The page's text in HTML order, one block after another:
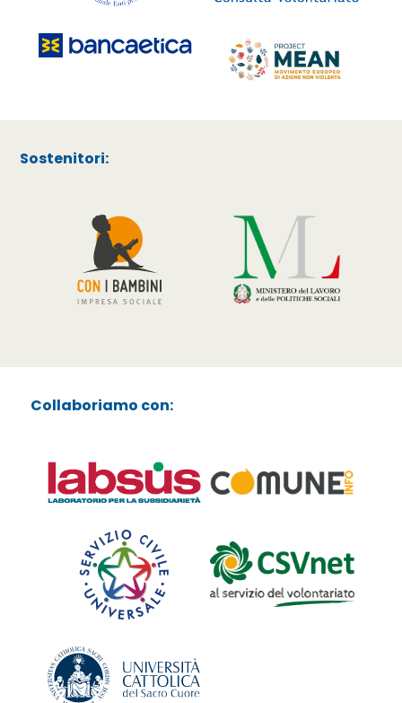
Sostenitori:
Collaboriamo con: